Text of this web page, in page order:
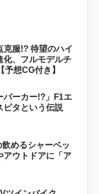
克服!? 待望のハイ
化、フルモデルチ
想CG付き】
パーカー!?」F1エ
ピタという伝説
めるシャーベッ
アウトドアに「ア